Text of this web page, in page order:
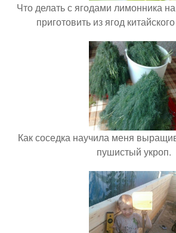
Что делать с ягодами лимонника
приготовить из ягод
Как соседка научила меня
пушистый укроп.